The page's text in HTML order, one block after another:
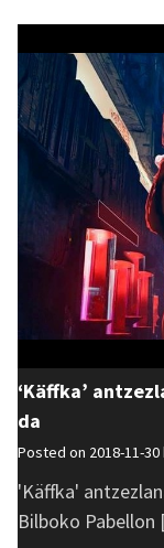
‘Käffka’
da
Posted on 2018-11-30
'Käffka'
Bilboko Pabellon